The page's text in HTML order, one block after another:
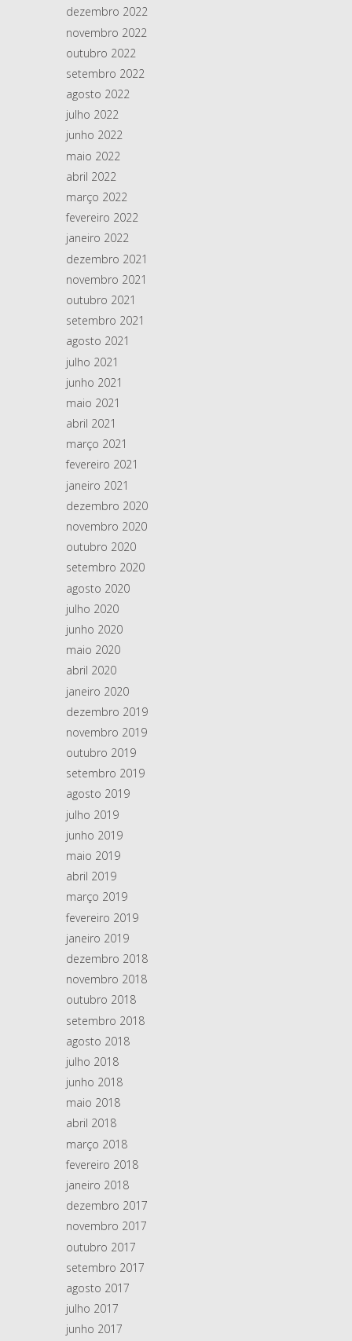
dezembro 2022
novembro 2022
outubro 2022
setembro 2022
agosto 2022
julho 2022
junho 2022
maio 2022
abril 2022
março 2022
fevereiro 2022
janeiro 2022
dezembro 2021
novembro 2021
outubro 2021
setembro 2021
agosto 2021
julho 2021
junho 2021
maio 2021
abril 2021
março 2021
fevereiro 2021
janeiro 2021
dezembro 2020
novembro 2020
outubro 2020
setembro 2020
agosto 2020
julho 2020
junho 2020
maio 2020
abril 2020
janeiro 2020
dezembro 2019
novembro 2019
outubro 2019
setembro 2019
agosto 2019
julho 2019
junho 2019
maio 2019
abril 2019
março 2019
fevereiro 2019
janeiro 2019
dezembro 2018
novembro 2018
outubro 2018
setembro 2018
agosto 2018
julho 2018
junho 2018
maio 2018
abril 2018
março 2018
fevereiro 2018
janeiro 2018
dezembro 2017
novembro 2017
outubro 2017
setembro 2017
agosto 2017
julho 2017
junho 2017